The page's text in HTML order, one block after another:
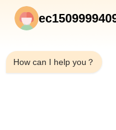
почта:
Телефон:
такое?:
Wechat:
How can I help you？